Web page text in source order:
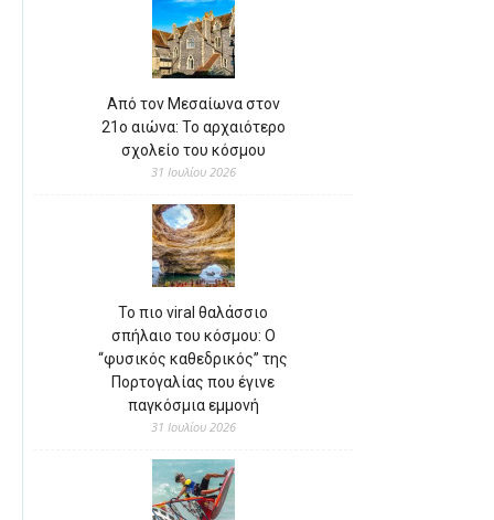
Από τον Μεσαίωνα στον
21ο αιώνα: Το αρχαιότερο
σχολείο του κόσμου
31 Ιουλίου 2026
Το πιο viral θαλάσσιο
σπήλαιο του κόσμου: Ο
“φυσικός καθεδρικός” της
Πορτογαλίας που έγινε
παγκόσμια εμμονή
31 Ιουλίου 2026